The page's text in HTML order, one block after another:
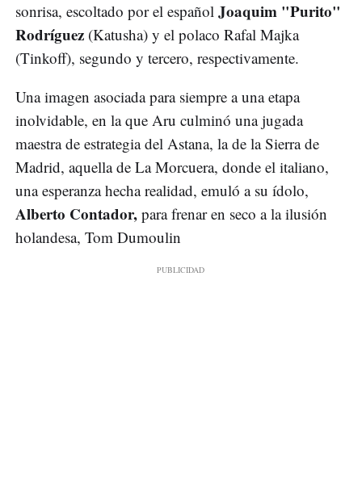
sonrisa, escoltado por el español Joaquim "Purito"
Rodríguez (Katusha) y el polaco Rafal Majka
(Tinkoff), segundo y tercero, respectivamente.
Una imagen asociada para siempre a una etapa
inolvidable, en la que Aru culminó una jugada
maestra de estrategia del Astana, la de la Sierra de
Madrid, aquella de La Morcuera, donde el italiano,
una esperanza hecha realidad, emuló a su ídolo,
Alberto Contador, para frenar en seco a la ilusión
holandesa, Tom Dumoulin